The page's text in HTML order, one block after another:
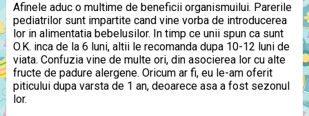
Afinele aduc o multime de beneficii organismuilui. Parerile
pediatrilor sunt impartite cand vine vorba de introducerea
lor in alimentatia bebelusilor. In timp ce unii spun ca sunt
O.K. inca de la 6 luni, altii le recomanda dupa 10-12 luni de
viata. Confuzia vine de multe ori, din asocierea lor cu alte
fructe de padure alergene. Oricum ar fi, eu le-am oferit
piticului dupa varsta de 1 an, deoarece asa a fost sezonul
lor.